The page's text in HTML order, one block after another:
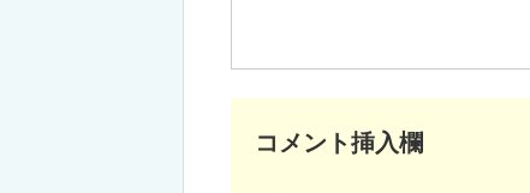
コメント挿入欄